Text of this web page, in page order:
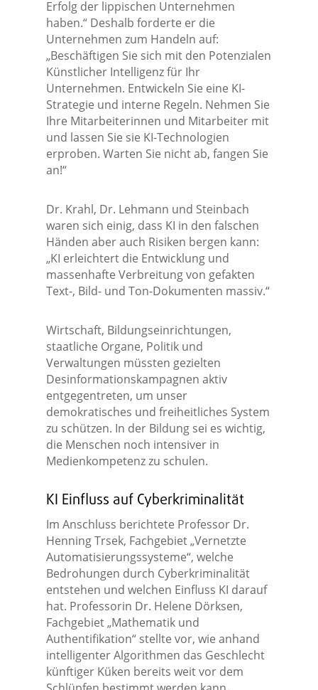
Erfolg der lippischen Unternehmen
haben.“ Deshalb forderte er die
Unternehmen zum Handeln auf:
„Beschäftigen Sie sich mit den Potenzialen
Künstlicher Intelligenz für Ihr
Unternehmen. Entwickeln Sie eine KI-
Strategie und interne Regeln. Nehmen Sie
Ihre Mitarbeiterinnen und Mitarbeiter mit
und lassen Sie sie KI-Technologien
erproben. Warten Sie nicht ab, fangen Sie
an!“
Dr. Krahl, Dr. Lehmann und Steinbach
waren sich einig, dass KI in den falschen
Händen aber auch Risiken bergen kann:
„KI erleichtert die Entwicklung und
massenhafte Verbreitung von gefakten
Text-, Bild- und Ton-Dokumenten massiv.“
Wirtschaft, Bildungseinrichtungen,
staatliche Organe, Politik und
Verwaltungen müssten gezielten
Desinformationskampagnen aktiv
entgegentreten, um unser
demokratisches und freiheitliches System
zu schützen. In der Bildung sei es wichtig,
die Menschen noch intensiver in
Medienkompetenz zu schulen.
KI Einfluss auf Cyberkriminalität
Im Anschluss berichtete Professor Dr.
Henning Trsek, Fachgebiet „Vernetzte
Automatisierungssysteme“, welche
Bedrohungen durch Cyberkriminalität
entstehen und welchen Einfluss KI darauf
hat. Professorin Dr. Helene Dörksen,
Fachgebiet „Mathematik und
Authentifikation“ stellte vor, wie anhand
intelligenter Algorithmen das Geschlecht
künftiger Küken bereits weit vor dem